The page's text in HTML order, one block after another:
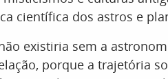
científica dos astros e
existiria sem a
porque a trajetória